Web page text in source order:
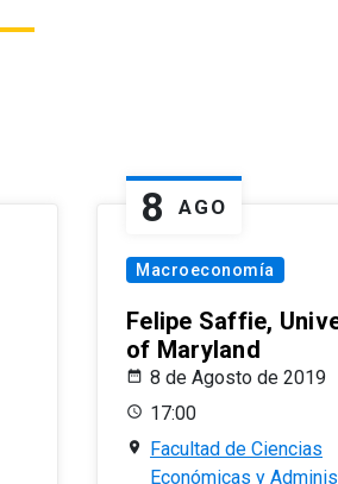
8 AGO
Macroeconomía
Felipe Saffie,
of Maryland
8 de Agosto de 2019
17:00
Facultad de Ciencias
Económicas y